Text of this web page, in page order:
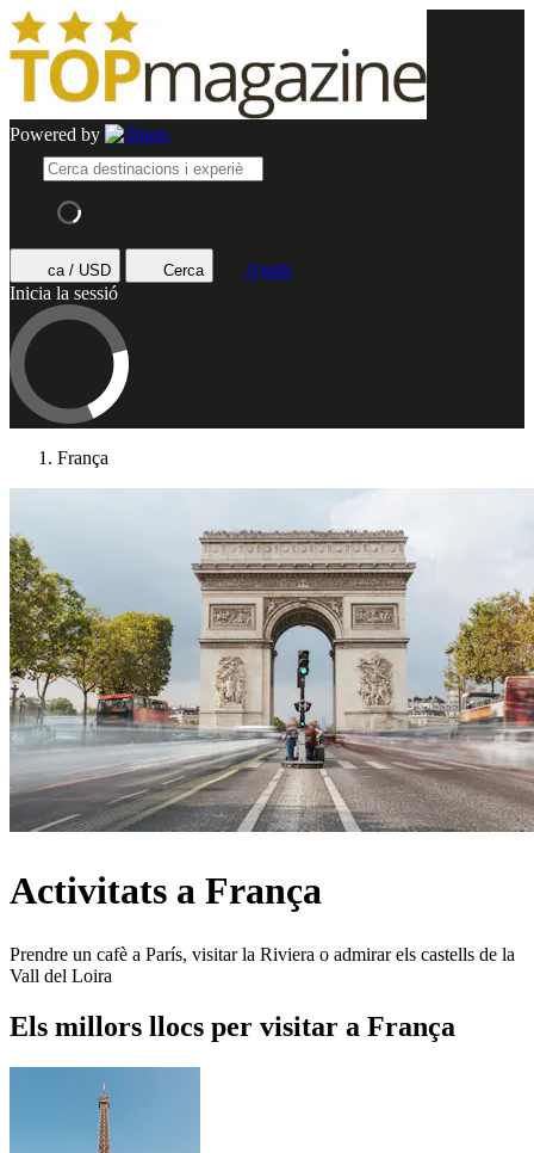
Powered by
ca / USD Cerca
Ajuda
Inicia la sessió
França
Activitats a França
Prendre un cafè a París, visitar la Riviera o admirar els castells de la
Vall del Loira
Els millors llocs per visitar a França